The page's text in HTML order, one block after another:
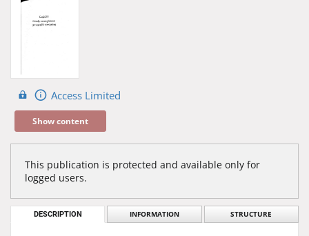
Access Limited
Show content
This publication is protected and available only for
logged users.
DESCRIPTION INFORMATION STRUCTURE